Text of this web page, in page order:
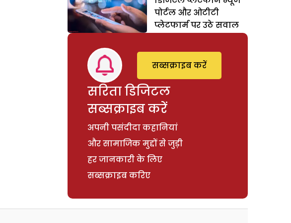
पोर्टल और ओटीटी
प्लेटफार्म पर उठे सवाल
सरिता डिजिटल
सब्सक्राइब करें
अपनी पसंदीदा कहानियां
और सामाजिक मुद्दों से जुड़ी
हर जानकारी के लिए
सब्सक्राइब करिए
सब्सक्राइब करें